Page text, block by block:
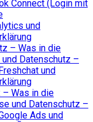
Connect (Login mit
und
– Was in die
Datenschutz –
und
– Was in die
und Datenschutz –
Ads und